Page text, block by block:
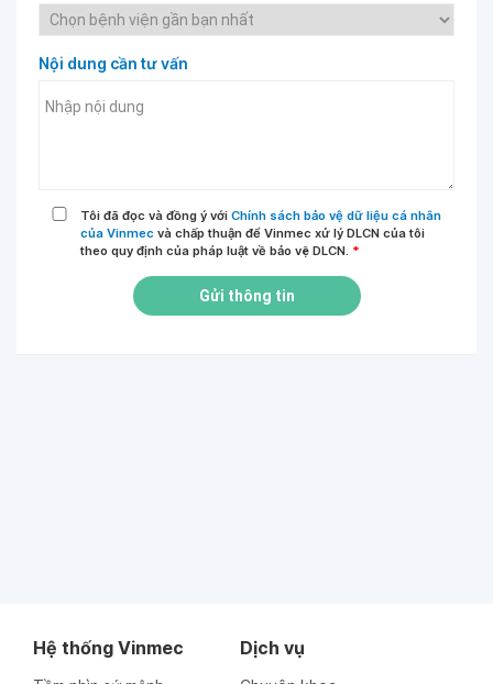
Nội dung cần tư vấn
Tôi đã đọc và đồng ý với Chính sách bảo vệ dữ liệu cá nhân
của Vinmec và chấp thuận để Vinmec xử lý DLCN của tôi
theo quy định của pháp luật về bảo vệ DLCN. *
Gửi thông tin
Hệ thống Vinmec Dịch vụ